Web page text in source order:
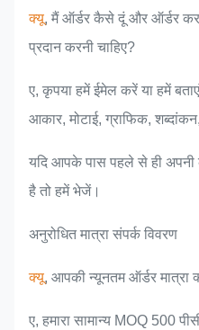
क्यू, मैं ऑर्डर कैसे दूं और ऑर्डर
प्रदान करनी चाहिए?
ए, कृपया हमें ईमेल करें या हमें
आकार, मोटाई, ग्राफिक,
यदि आपके पास पहले से ही
है तो हमें भेजें।
अनुरोधित मात्रा संपर्क विवरण
क्यू, आपकी न्यूनतम ऑर्डर मात्रा
ए, हमारा सामान्य MOQ 500